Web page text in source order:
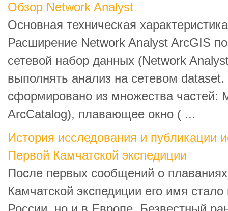
Обзор Network Analyst
Основная техническая
Расширение Network Analyst ArcGIS
сетевой набор данных (Network
выполнять анализ на сетевом
сформировано из множества частей:
ArcCatalog), плавающее окно ( ...
История исследования и публикации
Первой Камчатской экспедиции
После первых сообщений о
Камчатской экспедиции его имя